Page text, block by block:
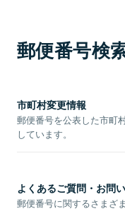
郵便番号検
市町村変更情報
郵便番号を公表した市町
しています。
よくあるご質問・お問
郵便番号に関するさまざ